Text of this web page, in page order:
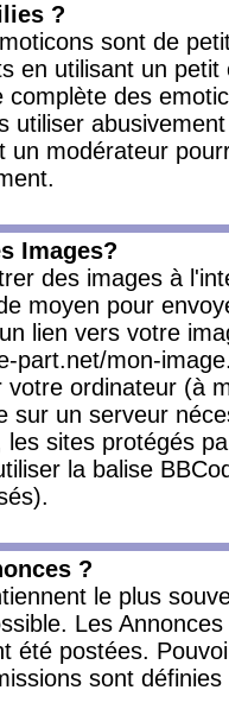
?
sont de
en utilisant un
complète des
utiliser
un modérateur
Images?
des images à
moyen pour
lien vers votre
part.net/mon-
votre ordinateur (à
sur un serveur
les sites protégés
la balise
?
le plus
Les
été postées.
sont